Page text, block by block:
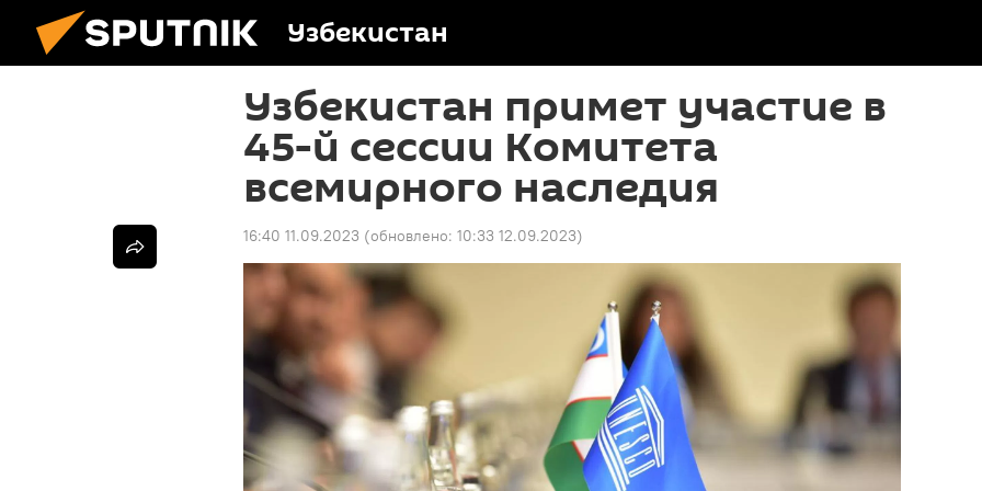
Узбекистан
Узбекистан примет участие в
45-й сессии Комитета
всемирного наследия
16:40 11.09.2023 (обновлено: 10:33 12.09.2023)